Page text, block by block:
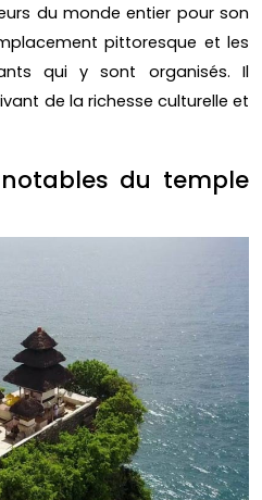
du monde entier pour son
pittoresque et les
qui y sont organisés. Il
de la richesse culturelle et
du temple